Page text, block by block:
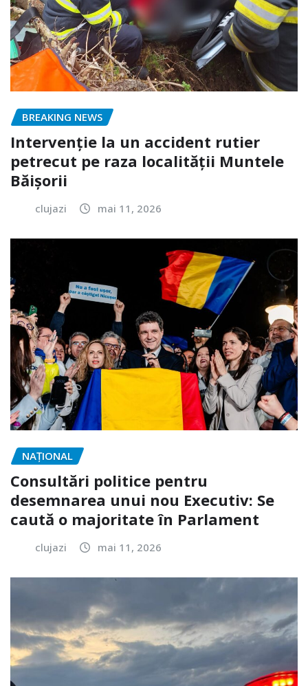
BREAKING NEWS
Intervenție la un accident rutier
petrecut pe raza localității Muntele
Băișorii
clujazi mai 11, 2026
NAŢIONAL
Consultări politice pentru
desemnarea unui nou Executiv: Se
caută o majoritate în Parlament
clujazi mai 11, 2026